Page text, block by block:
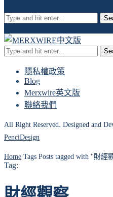
隱私權政策
Blog
Merxwire英文版
聯絡我們
All Right Reserved. Designed and
PenciDesign
Home Tags Posts tagged with "財經
Tag: